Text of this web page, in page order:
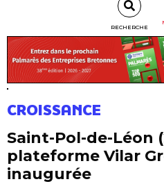
RECHERCHE
CROISSANCE
Saint-Pol-de-Léon
plateforme Vilar
inaugurée